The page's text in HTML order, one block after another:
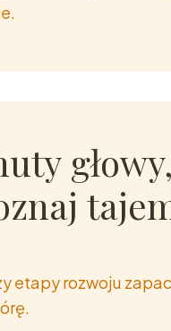
etapy rozwoju